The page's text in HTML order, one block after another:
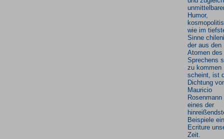
Humor,
wie im
Sinne
der aus den
Atomen des
Sprechens
zu kommen
scheint, ist
Dichtung
Mauricio
Rosenmann
eines der
Beispiele
Ecriture
Zeit.